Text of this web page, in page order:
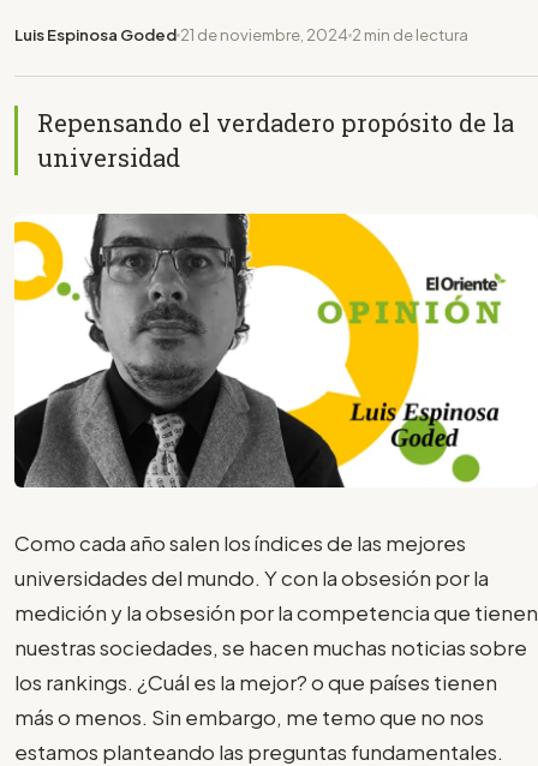
Luis Espinosa Goded 21 de noviembre, 2024 2 min de lectura
Repensando el verdadero propósito de la
universidad
Como cada año salen los índices de las mejores
universidades del mundo. Y con la obsesión por la
medición y la obsesión por la competencia que tienen
nuestras sociedades, se hacen muchas noticias sobre
los rankings. ¿Cuál es la mejor? o que países tienen
más o menos. Sin embargo, me temo que no nos
estamos planteando las preguntas fundamentales.